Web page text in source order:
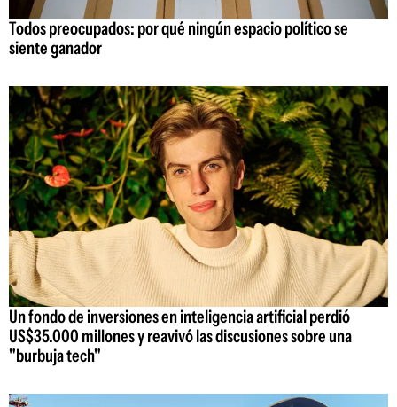
Todos preocupados: por qué ningún espacio político se
siente ganador
Un fondo de inversiones en inteligencia artificial perdió
US$35.000 millones y reavivó las discusiones sobre una
"burbuja tech"